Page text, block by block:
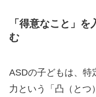
「得意なこと」
む
ASDの子どもは、特
力という「凸（とつ